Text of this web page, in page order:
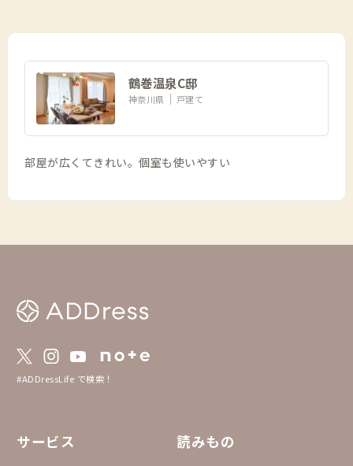
鶴巻温泉C邸
神奈川県 戸建て
部屋が広くてきれい。個室も使いやすい
#ADDressLife で検索！
サービス 読みもの